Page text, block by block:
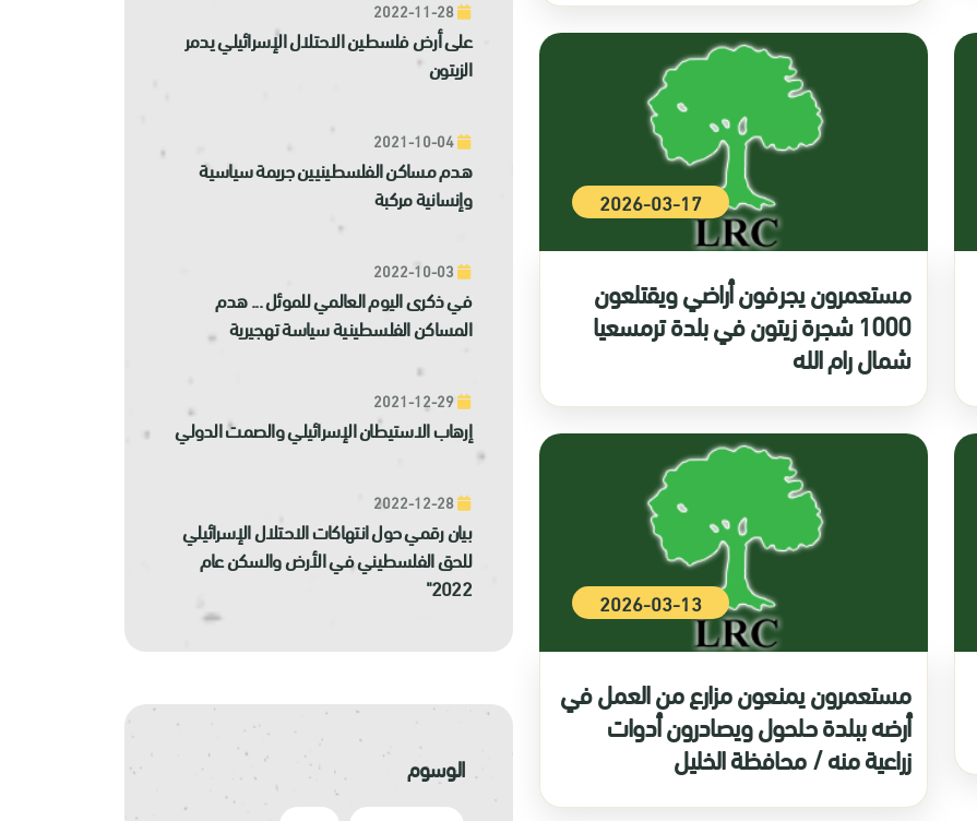
2026-03-17
مستعمرون يجرفون أراضي ويقتلعون
1000 شجرة زيتون في بلدة ترمسعيا
شمال رام الله
2026-03-13
مستعمرون يمنعون مزارع من العمل في
أرضه ببلدة حلحول ويصادرون أدوات
زراعية منه / محافظة الخليل
على أرض فلسطين الاحتلال الإسرائيلي يدمر
الزيتون
هدم مساكن الفلسطينيين جريمة سياسية
وإنسانية مركبة
في ذكرى اليوم العالمي للموئل ... هدم
المساكن الفلسطينية سياسة تهجيرية
إرهاب الاستيطان الإسرائيلي والصمت الدولي
بيان رقمي حول انتهاكات الاحتلال الإسرائيلي
للحق الفلسطيني في الأرض والسكن عام
2022"
الوسوم